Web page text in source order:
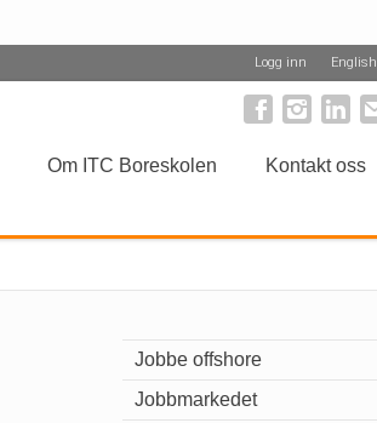
Logg inn English
Om ITC Boreskolen Kontakt oss
Jobbe offshore
Jobbmarkedet